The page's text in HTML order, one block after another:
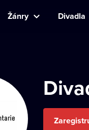
Žánry Divadla